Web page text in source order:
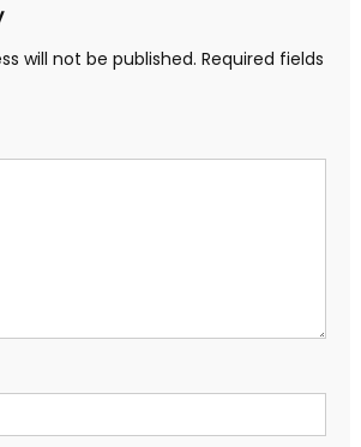
will not be published. Required fields